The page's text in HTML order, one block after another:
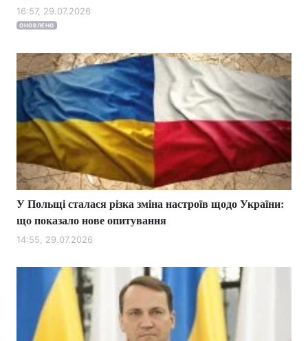
16:57, 29.07.2026
ОНОВЛЕНО
У Польщі сталася різка зміна настроїв щодо України:
що показало нове опитування
14:55, 29.07.2026